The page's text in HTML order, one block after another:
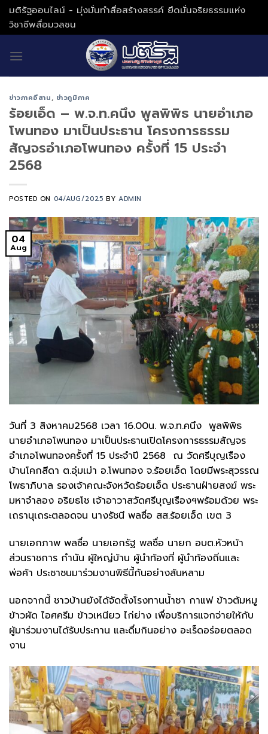
Skip
to
content
มติรัฐออนไลน์ - มุ่งมั่นทำสื่อสร้างสรรค์ ยึดมั่นจริยธรรมแห่ง
วิชาชีพสื่อมวลชน
ข่าวภาคอีสาน, ข่าวภูมิภาค
ร้อยเอ็ด – พ.จ.ท.คนึง พูลพิพิธ นายอำเภอ
โพนทอง มาเป็นประธาน โครงการธรรม
สัญจรอำเภอโพนทอง ครั้งที่ 15 ประจำ
2568
POSTED ON 04/AUG/2025 BYADMIN
04
Aug
วันที่ 3 สิงหาคม2568 เวลา 16.00น. พ.จ.ท.คนึง พูลพิพิธ
นายอำเภอโพนทอง มาเป็นประธานเปิดโครงการธรรมสัญจร
อำเภอโพนทองครั้งที่ 15 ประจำปี 2568 ณ วัดศรีบุญเรือง
บ้านโคกสีดา ต.อุ่มเม่า อ.โพนทอง จ.ร้อยเอ็ด โดยมีพระสุวรรณ
โพธาภิบาล รองเจ้าคณะจังหวัดร้อยเอ็ด ประธานฝ่ายสงฆ์ พระ
มหาจำลอง อริยธโช เจ้าอาวาสวัดศรีบุญเรืองฯพร้อมด้วย พระ
เถรานุเถระตลอดจน นางรัชนี พลซื่อ สส.ร้อยเอ็ด เขต 3
นายเอกภาพ พลซื่อ นายเอกรัฐ พลซื่อ นายก อบต.หัวหน้า
ส่วนราชการ กำนัน ผู้ใหญ่บ้าน ผู้นำท้องที่ ผู้นำท้องถิ่นและ
พ่อค้า ประชาชนมาร่วมงานพิธีนี้กันอย่างล้นหลาม
นอกจากนี้ ชาวบ้านยังได้จัดตั้งโรงทานน้ำชา กาแฟ ข้าวต้มหมู
ข้าวผัด ไอศครีม ข้าวเหนียว ไก่ย่าง เพื่อบริการแจกจ่ายให้กับ
ผู้มาร่วมงานได้รับประทาน และดื่มกินอย่าง อะเร็ดอร่อยตลอด
งาน